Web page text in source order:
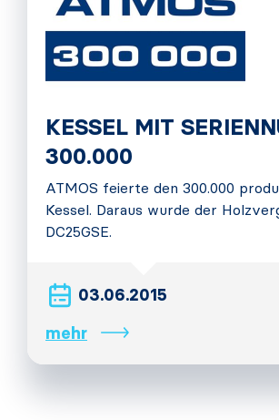
KESSEL MIT
300.000
ATMOS feierte den 300.000
Kessel. Daraus wurde der
DC25GSE.
03.06.2015
mehr